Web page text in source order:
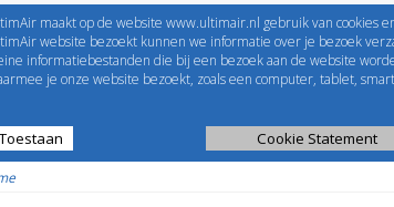
toUltimAir
Prijslijst Selectie tools
maakt op de website www.ultimair.nl gebruik van cookies
website bezoekt kunnen we informatie over je bezoek
informatiebestanden die bij een bezoek aan de website
je onze website bezoekt, zoals een computer, tablet,
Toestaan Cookie Statement